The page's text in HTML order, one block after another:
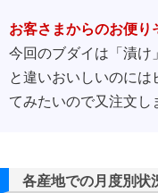
お客さまからのお便り
今回のブダイは「漬け
と違いおいしいのに
てみたいので又注文し
各産地での月度別状